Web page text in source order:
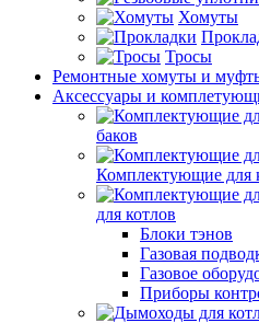
Хомуты
Тросы
Ремонтные хомуты и
Аксессуары и
баков
Комплектующие для
для котлов
Блоки тэнов
Газовая
Газовое
Приборы